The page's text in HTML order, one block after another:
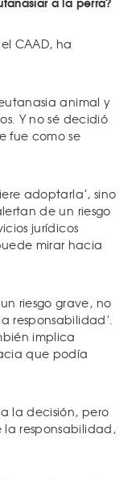
CAAD, ha
animal y
Y no sé decidió
fue como se
adoptarla’, sino
de un riesgo
jurídicos
mirar hacia
riesgo grave, no
responsabilidad’.
implica
que podía
la decisión, pero
la responsabilidad,